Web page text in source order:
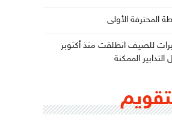
المحترفة الأولى
للصيف انطلقت منذ أكتوبر